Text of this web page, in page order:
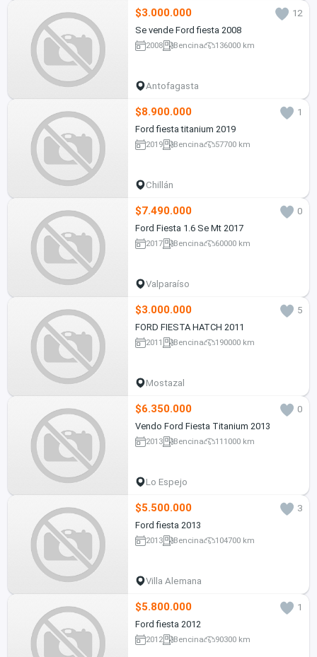
$3.000.000
12
Se vende Ford fiesta 2008
2008 Bencina 136000 km
Antofagasta
$8.900.000
1
Ford fiesta titanium 2019
2019 Bencina 57700 km
Chillán
$7.490.000
0
Ford Fiesta 1.6 Se Mt 2017
2017 Bencina 60000 km
Valparaíso
$3.000.000
5
FORD FIESTA HATCH 2011
2011 Bencina 190000 km
Mostazal
$6.350.000
0
Vendo Ford Fiesta Titanium 2013
2013 Bencina 111000 km
Lo Espejo
$5.500.000
3
Ford fiesta 2013
2013 Bencina 104700 km
Villa Alemana
$5.800.000
1
Ford fiesta 2012
2012 Bencina 90300 km